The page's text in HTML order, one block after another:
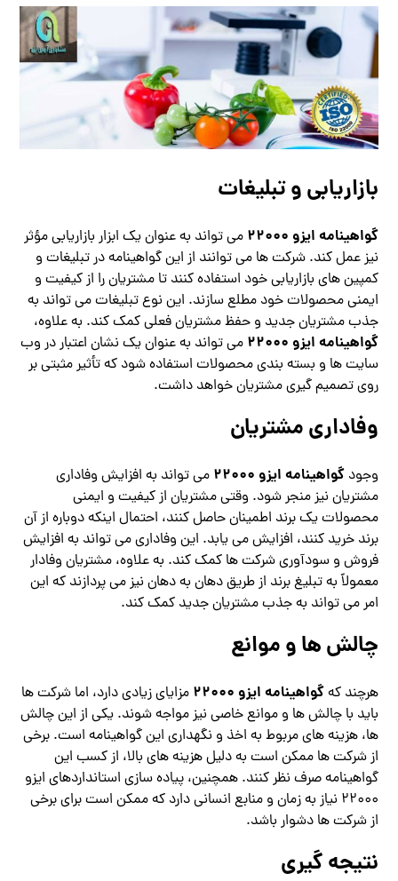
بازاریابی و تبلیغات
گواهینامه ایزو 22000
می تواند به عنوان یک ابزار بازاریابی مؤثر
نیز عمل کند. شرکت ها می توانند از این گواهینامه در تبلیغات و
کمپین های بازاریابی خود استفاده کنند تا مشتریان را از کیفیت و
ایمنی محصولات خود مطلع سازند. این نوع تبلیغات می تواند به
جذب مشتریان جدید و حفظ مشتریان فعلی کمک کند. به علاوه،
گواهینامه ایزو 22000
می تواند به عنوان یک نشان اعتبار در وب
سایت ها و بسته بندی محصولات استفاده شود که تأثیر مثبتی بر
روی تصمیم گیری مشتریان خواهد داشت.
وفاداری مشتریان
وجودگواهینامه ایزو 22000
می تواند به افزایش وفاداری
مشتریان نیز منجر شود. وقتی مشتریان از کیفیت و ایمنی
محصولات یک برند اطمینان حاصل کنند، احتمال اینکه دوباره از آن
برند خرید کنند، افزایش می یابد. این وفاداری می تواند به افزایش
فروش و سودآوری شرکت ها کمک کند. به علاوه، مشتریان وفادار
معمولاً به تبلیغ برند از طریق دهان به دهان نیز می پردازند که این
امر می تواند به جذب مشتریان جدید کمک کند.
چالش ها و موانع
هرچند کهگواهینامه ایزو 22000
مزایای زیادی دارد، اما شرکت ها
باید با چالش ها و موانع خاصی نیز مواجه شوند. یکی از این چالش
ها، هزینه های مربوط به اخذ و نگهداری این گواهینامه است. برخی
از شرکت ها ممکن است به دلیل هزینه های بالا، از کسب این
گواهینامه صرف نظر کنند. همچنین، پیاده سازی استانداردهای ایزو
22000 نیاز به زمان و منابع انسانی دارد که ممکن است برای برخی
از شرکت ها دشوار باشد.
نتیجه گیری